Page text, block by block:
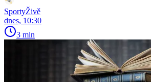
SportyŽivě
dnes, 10:30
3 min